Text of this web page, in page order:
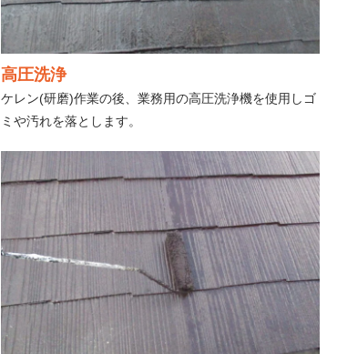
高圧洗浄
ケレン(研磨)作業の後、業務用の高圧洗浄機を使用しゴ
ミや汚れを落とします。